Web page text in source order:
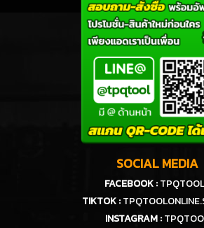
SOCIAL MEDIA
FACEBOOK :
TIKTOK :
INSTAGRAM :